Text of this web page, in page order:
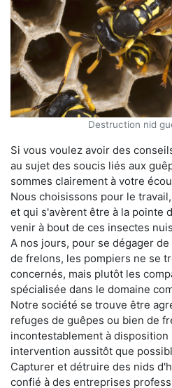
Destruction nid
Si vous voulez avoir des
au sujet des soucis liés aux
sommes clairement à votre
Nous choisissons pour le
et qui s'avèrent être à la pointe
venir à bout de ces insectes
A nos jours, pour se dégager
de frelons, les pompiers ne se
concernés, mais plutôt les
spécialisée dans le domaine
Notre société se trouve être
refuges de guêpes ou bien de
incontestablement à disposition
intervention aussitôt que
Capturer et détruire des nids
confié à des entreprises